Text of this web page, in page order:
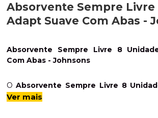
Absorvente Sempre Livre
Adapt Suave Com Abas -
Absorvente Sempre Livre 8
Com Abas - Johnsons
O Absorvente Sempre Livre 8
Com Abas -
Ver mais